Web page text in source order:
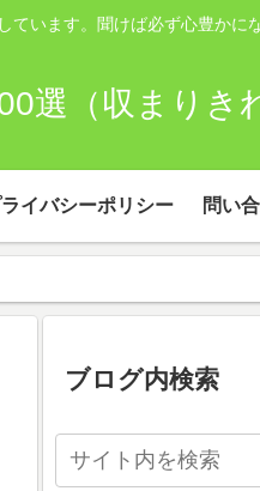
います。聞けば必ず心豊かに
（収まりきれ
イバシーポリシー 問い
ブログ内検索